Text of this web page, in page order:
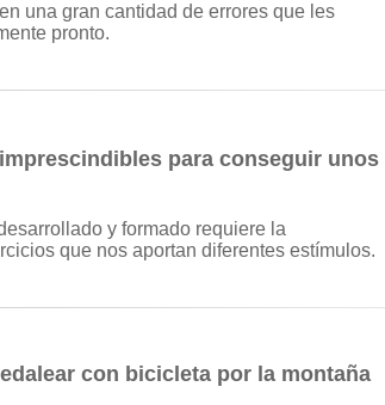
una gran cantidad de errores que les
pronto.
para conseguir unos
y formado requiere la
que nos aportan diferentes estímulos.
con bicicleta por la montaña